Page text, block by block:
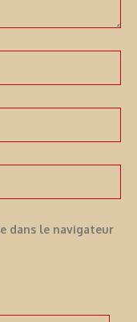
dans le navigateur